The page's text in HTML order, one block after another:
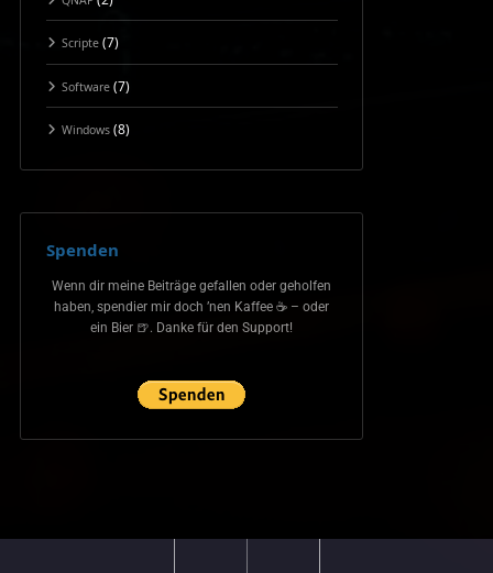
Scripte(7)
Software(7)
Windows(8)
Spenden
Wenn dir meine Beiträge gefallen oder geholfen
haben, spendier mir doch ’nen Kaffee ☕ – oder
ein Bier 🍺. Danke für den Support!